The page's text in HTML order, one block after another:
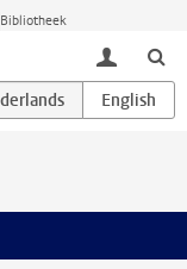
Bibliotheek
toggle